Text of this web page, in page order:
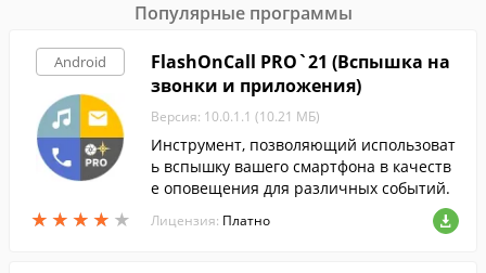
Популярные программы
Android
★ ★ ★ ★ ★
★ ★ ★ ★ ★
FlashOnCall PRO`21 (Вспышка на
звонки и приложения)
Версия: 10.0.1.1 (10.21 МБ)
Инструмент, позволяющий использоват
ь вспышку вашего смартфона в качеств
е оповещения для различных событий.
Лицензия: Платно